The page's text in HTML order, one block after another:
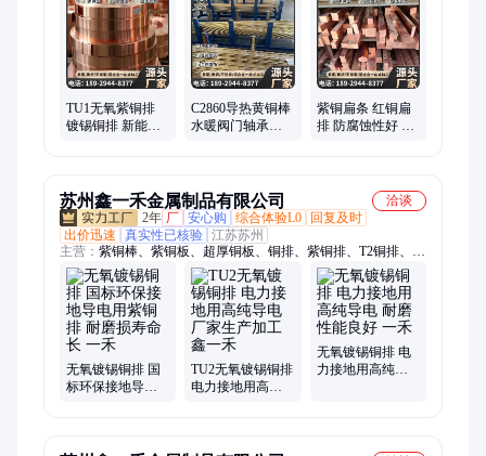
铜板、紫铜棒、加工件、紫铜板、五金件、cnc加工、导电板、
配电柜、加工板材、机械定制、导电铜棒、黄铜方棒
TU1无氧紫铜排
镀锡铜排 新能源
C2860导热黄铜棒
水暖阀门轴承专
紫铜扁条 红铜扁
排 防腐蚀性好 定
苏州鑫一禾金属制品有限公司
洽谈
2年 厂 安心购 综合体验L0
回复及时
出价迅速
真实性已核验 江苏苏州
主营： 紫铜棒、紫铜板、超厚铜板、铜排、紫铜排、T2铜排、圆
角紫铜排、导电紫铜排、大电流铜排、镀锡铜排、铜排软连接、
紫铜排加工、铜排折弯、紫铜带、铜板带、铜箔、紫铜管、铜伸
缩节、铜铝复合排、铜材加工、铜管、T2铜管、铝锭、磷铜球、
铝排
无氧镀锡铜排 国
标环保接地导电
TU2无氧镀锡铜排
电力接地用高纯
无氧镀锡铜排 电
力接地用高纯导